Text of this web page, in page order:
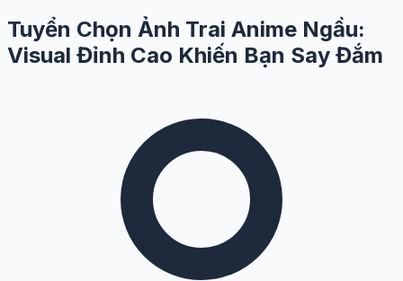
Tuyển Chọn Ảnh Trai Anime Ngầu:
Visual Đỉnh Cao Khiến Bạn Say Đắm